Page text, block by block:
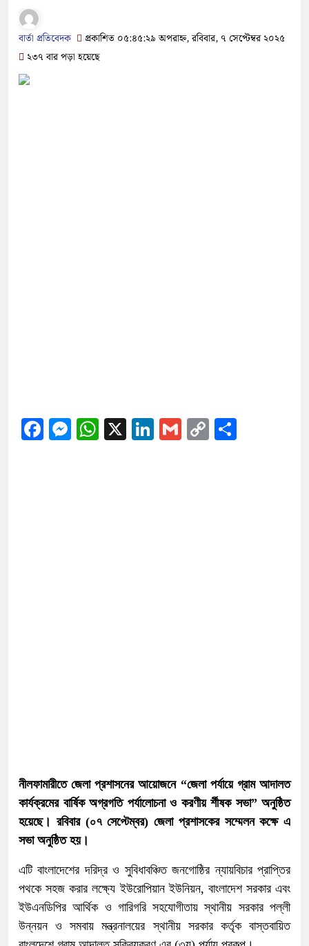
বার্তা প্রতিবেদক
প্রকাশিত ০৫:৪৫:২৯ অপরাহ্ন, রবিবার, ৭ সেপ্টেম্বর ২০২৫
২৩৭ বার পড়া হয়েছে
Facebook
Messenger
WhatsApp
X LinkedIn
GmailCopy
নীলফামারীতে জেলা প্রশাসনের আয়োজনে “জেলা পর্যায়ে গ্রাম আদালত
কার্যক্রমের বার্ষিক অগ্রগতি পর্যালোচনা ও করণীয় র্শীষক সভা” অনুষ্ঠিত
হয়েছে। রবিবার (০৭ সেপ্টেম্বর) জেলা প্রশাসকের সম্মেলন কক্ষে এ
সভা অনুষ্ঠিত হয়।
এটি বাংলাদেশের দরিদ্র ও সুবিধাবঞ্চিত জনগোষ্ঠির ন্যায়বিচার প্রাপ্তির
পথকে সহজ করার লক্ষ্যে ইউরোপিয়ান ইউনিয়ন, বাংলাদেশ সরকার এবং
ইউএনডিপির আর্থিক ও গারিগরি সহযোগীতায় স্থানীয় সরকার পল্লী
উন্নয়ন ও সমবায় মন্ত্রনালয়ের স্থানীয় সরকার কর্তৃক বাস্তবায়িত